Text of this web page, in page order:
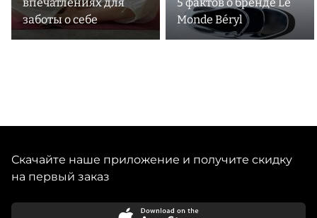
впечатлениях для
заботы о себе
5 фактов о бренде Le
Monde Béryl
Скачайте наше приложение и получите скидку
на первый заказ